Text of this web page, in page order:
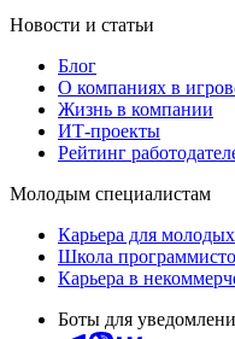
Новости и статьи
Блог
О компаниях в
Жизнь в компании
ИТ-проекты
Рейтинг
Молодым специалистам
Карьера для
Школа
Карьера в
Боты для